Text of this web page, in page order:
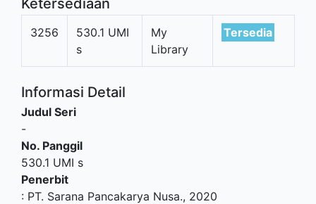
Ketersediaan
3256
530.1 UMI
s
My
Library
Tersedia
Informasi Detail
Judul Seri
-
No. Panggil
530.1 UMI s
Penerbit
: PT. Sarana Pancakarya Nusa., 2020